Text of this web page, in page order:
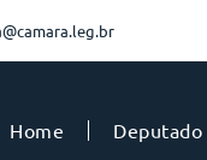
Home Deputado